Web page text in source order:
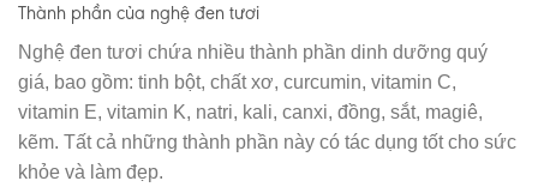
Thành phần của nghệ đen tươi
Nghệ đen tươi chứa nhiều thành phần dinh dưỡng quý
giá, bao gồm: tinh bột, chất xơ, curcumin, vitamin C,
vitamin E, vitamin K, natri, kali, canxi, đồng, sắt, magiê,
kẽm. Tất cả những thành phần này có tác dụng tốt cho sức
khỏe và làm đẹp.